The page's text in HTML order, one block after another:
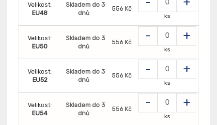
Velikost:
EU48
Skladem do 3
dnů
556 Kč
ks
Velikost:
EU50
Skladem do 3
dnů
556 Kč - +
ks
Velikost:
EU52
Skladem do 3
dnů
556 Kč - +
ks
Velikost:
EU54
Skladem do 3
dnů
556 Kč - +
ks